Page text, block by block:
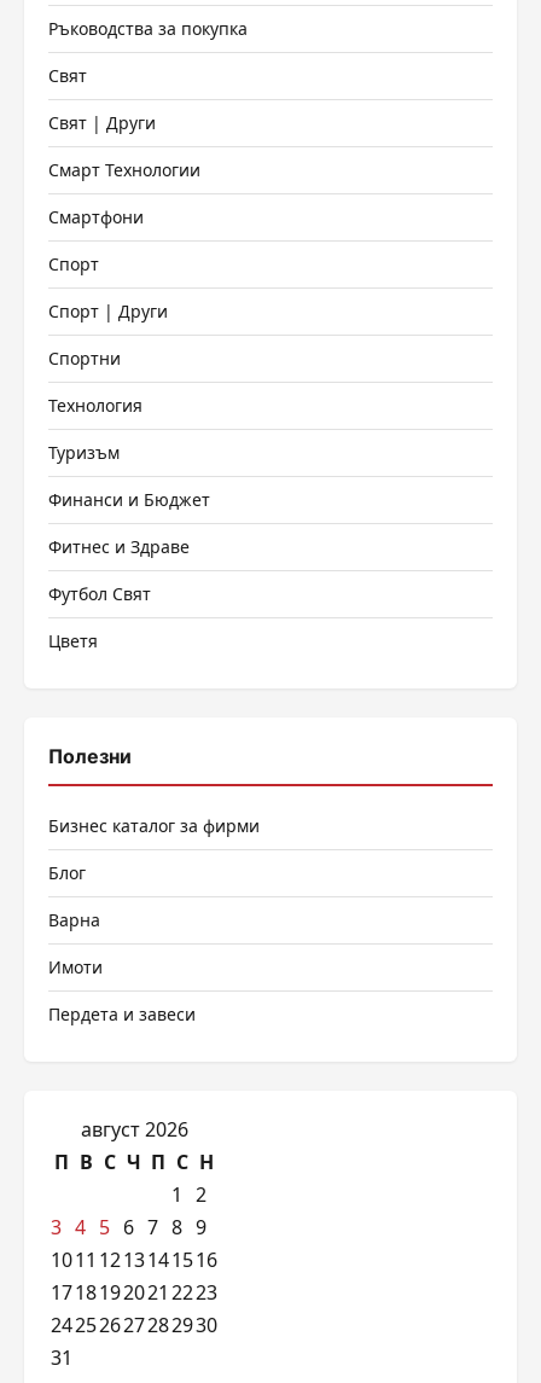
Ръководства за покупка
Свят
Свят | Други
Смарт Технологии
Смартфони
Спорт
Спорт | Други
Спортни
Технология
Туризъм
Финанси и Бюджет
Фитнес и Здраве
Футбол Свят
Цветя
Полезни
Бизнес каталог за фирми
Блог
Варна
Имоти
Пердета и завеси
август 2026
П В С Ч П С Н
1
2
3 4 5 6 7 8 9
1011 1213141516
1718192021 2223
24252627282930
31